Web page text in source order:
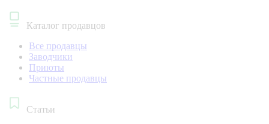
Каталог продавцов
Все продавцы
Заводчики
Приюты
Частные продавцы
Статьи